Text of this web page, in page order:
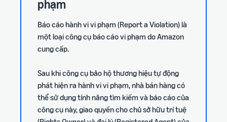
phạm
Báo cáo hành vi vi phạm (Report a Violation) là
một loại công cụ báo cáo vi phạm do Amazon
cung cấp.
Sau khi công cụ bảo hộ thương hiệu tự động
phát hiện ra hành vi vi phạm, nhà bán hàng có
thể sử dụng tính năng tìm kiếm và báo cáo của
công cụ này, giao quyền cho chủ sở hữu trí tuệ